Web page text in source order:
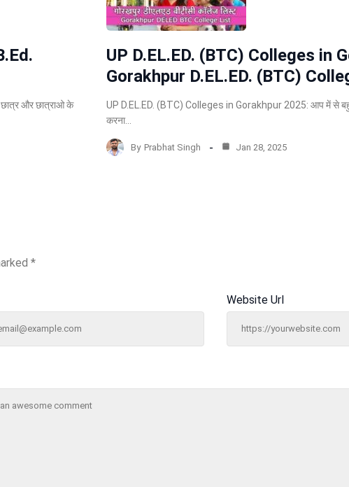
और छात्राओ के
UP D.EL.ED. (BTC) Colleges in
Gorakhpur D.EL.ED. (BTC)
UP D.EL.ED. (BTC) Colleges in Gorakhpur 2025: आप में से
करना…
By Prabhat Singh Jan 28, 2025
*
Website Url